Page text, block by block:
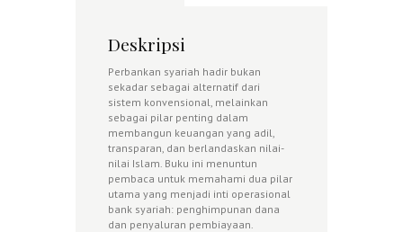
Deskripsi
Perbankan syariah hadir bukan
sekadar sebagai alternatif dari
sistem konvensional, melainkan
sebagai pilar penting dalam
membangun keuangan yang adil,
transparan, dan berlandaskan nilai-
nilai Islam. Buku ini menuntun
pembaca untuk memahami dua pilar
utama yang menjadi inti operasional
bank syariah: penghimpunan dana
dan penyaluran pembiayaan.